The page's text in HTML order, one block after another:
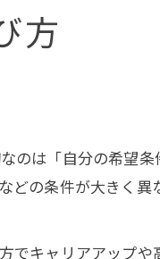
較
の傾向解説
と注意点
重要性
き方の違い
方
のは「自分の希望
の条件が大きく
でキャリアアップ